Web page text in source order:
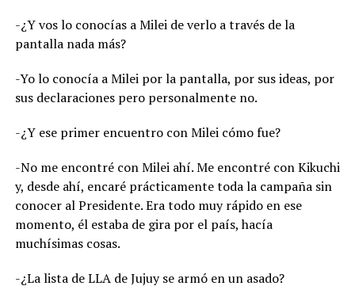
-¿Y vos lo conocías a Milei de verlo a través de la
pantalla nada más?
-Yo lo conocía a Milei por la pantalla, por sus ideas, por
sus declaraciones pero personalmente no.
-¿Y ese primer encuentro con Milei cómo fue?
-No me encontré con Milei ahí. Me encontré con Kikuchi
y, desde ahí, encaré prácticamente toda la campaña sin
conocer al Presidente. Era todo muy rápido en ese
momento, él estaba de gira por el país, hacía
muchísimas cosas.
-¿La lista de LLA de Jujuy se armó en un asado?